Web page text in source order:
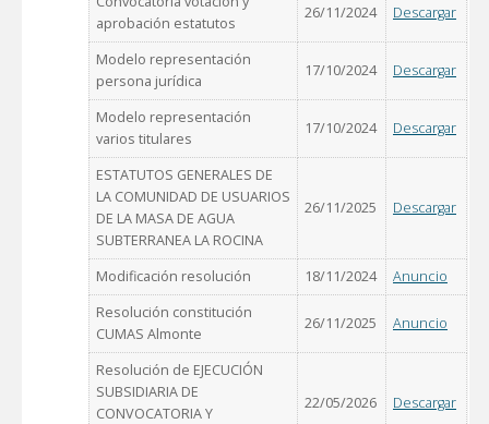
aprobación estatutos
26/11/2024 Descargar
Modelo representación
persona jurídica
17/10/2024 Descargar
Modelo representación
varios titulares
17/10/2024 Descargar
ESTATUTOS GENERALES DE
LA COMUNIDAD DE USUARIOS
DE LA MASA DE AGUA
SUBTERRANEA LA ROCINA
26/11/2025 Descargar
Modificación resolución 18/11/2024
Anuncio
Resolución constitución
CUMAS Almonte
26/11/2025 Anuncio
Resolución de EJECUCIÓN
SUBSIDIARIA DE
CONVOCATORIA Y
22/05/2026 Descargar